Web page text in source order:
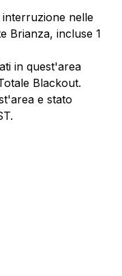
interruzione nelle
Brianza, incluse 1
in quest'area
Blackout.
e stato